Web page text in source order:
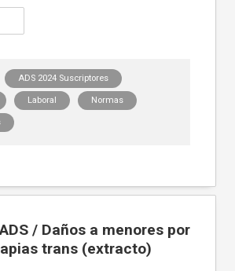
ADS 2024 Suscriptores
Laboral Normas
/ Daños a menores por
trans (extracto)